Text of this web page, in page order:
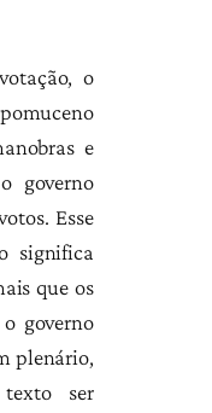
o
e
governo
Esse
significa
que os
governo
plenário,
ser